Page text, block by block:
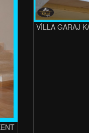
VİLLA GARAJ